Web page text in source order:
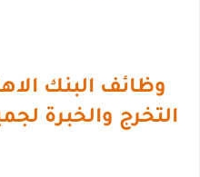
وظائف البنك
التخرج والخبرة